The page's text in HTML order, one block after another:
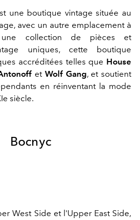
une boutique vintage située au
avec un autre emplacement à
une collection de pièces et
uniques, cette boutique
accréditées telles que House
et Wolf Gang, et soutient
en réinventant la mode
siècle.
Bocnyc
West Side et l'Upper East Side,